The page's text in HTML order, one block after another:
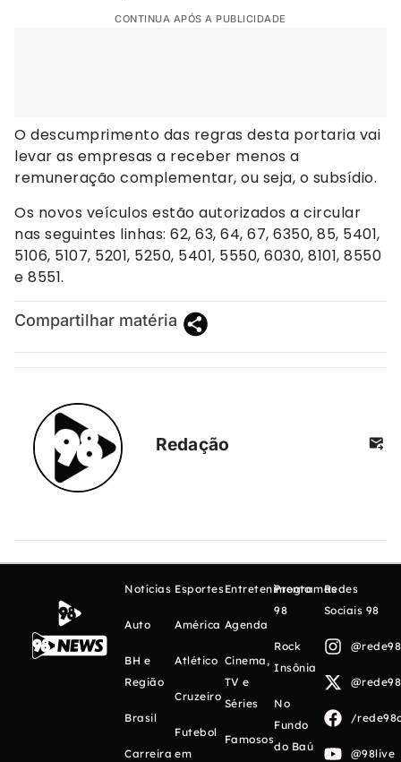
CONTINUA APÓS A PUBLICIDADE
O descumprimento das regras desta portaria vai
levar as empresas a receber menos a
remuneração complementar, ou seja, o subsídio.
Os novos veículos estão autorizados a circular
nas seguintes linhas: 62, 63, 64, 67, 6350, 85, 5401,
5106, 5107, 5201, 5250, 5401, 5550, 6030, 8101, 8550
e 8551.
Compartilhar matéria
Redação
Notícias
Auto
BH e
Região
Brasil
Carreira
Esportes
América
Atlético
Cruzeiro
Futebol
em
Entretenimento
Agenda
Cinema,
TV e
Séries
Famosos
Programas
98
Rock
Insônia
No
Fundo
do Baú
Redes
Sociais 98
/
@98live